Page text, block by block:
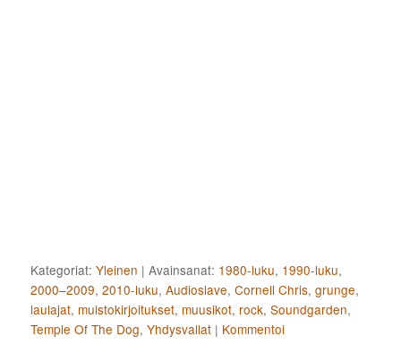
Kategoriat: Yleinen |Avainsanat: 1980-luku, 1990-luku,
2000–2009,2010-luku,Audioslave,Cornell Chris,grunge,
laulajat, muistokirjoitukset, muusikot, rock,Soundgarden,
Temple Of The Dog,Yhdysvallat | Kommentoi